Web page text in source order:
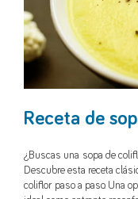
Receta de
¿Buscas una sopa de
Descubre esta receta
coliflor paso a paso. Una